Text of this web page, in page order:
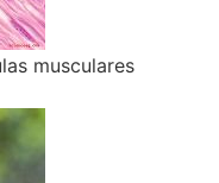
musculares